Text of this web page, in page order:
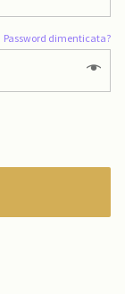
Password dimenticata?